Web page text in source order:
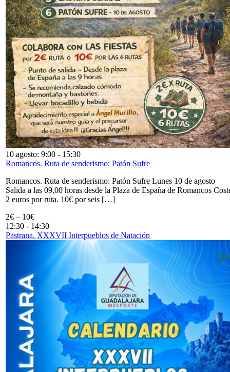
10 agosto: 9:00 - 15:30
Romancos. Ruta de senderismo: Patón Sufre
Romancos. Ruta de senderismo: Patón Sufre Lunes 10 de agosto
Salida a las 09,00 horas desde la Plaza de España de Romancos
2 euros por ruta. 10€ por seis […]
2€ – 10€
12:30 - 14:30
Pastrana. XXXVII Interpueblos de Natación